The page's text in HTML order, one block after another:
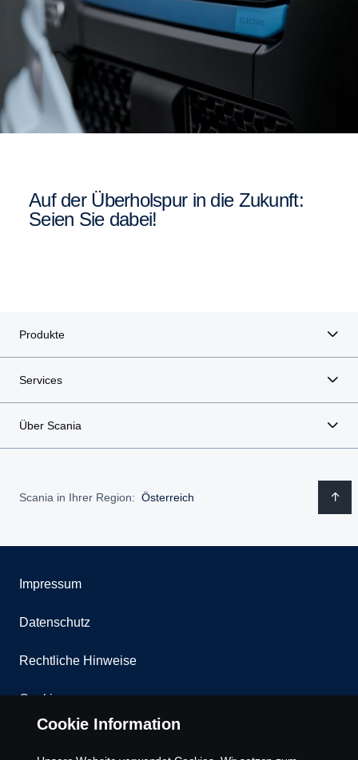
Auf der Überholspur in die Zukunft:
Seien Sie dabei!
Produkte
Services
Über Scania
Scania in Ihrer Region: Österreich
Impressum
Datenschutz
Rechtliche Hinweise
Cookies
Cookie Information